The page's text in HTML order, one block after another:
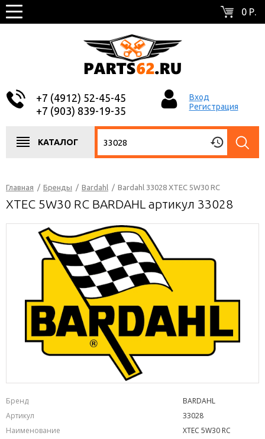
0 Р.
+7 (4912) 52-45-45
+7 (903) 839-19-35
Вход
Регистрация
КАТАЛОГ
Главная / Бренды / Bardahl / Bardahl 33028 XTEC 5W30 RC
XTEC 5W30 RC BARDAHL артикул 33028
Бренд
BARDAHL
Артикул
33028
Наименование
XTEC 5W30 RC